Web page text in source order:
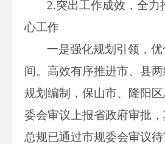
2.突出工作成效，全力
心工作
一是强化规划引领，
间。高效有序推进市、县
规划编制，保山市、隆阳
委会审议上报省政府审批，
总规已通过市规委会审议